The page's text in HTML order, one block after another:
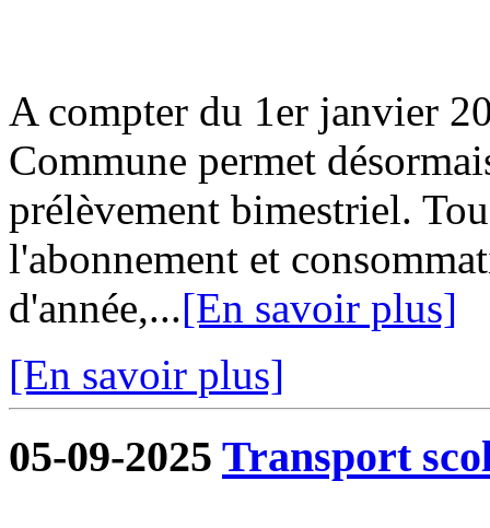
A compter du 1er janvier
Commune permet
prélèvement bimestriel.
l'abonnement et
d'année,...[En savoir plus]
[En savoir plus]
05-09-2025 Transport